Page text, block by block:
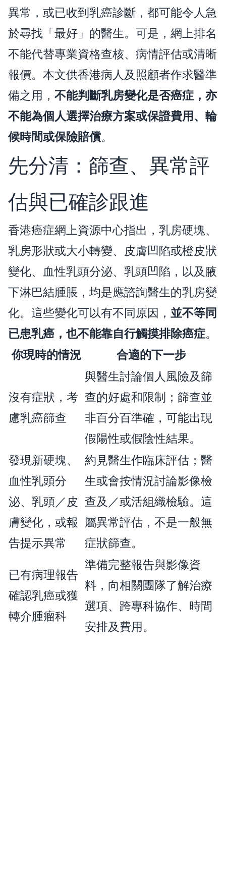
異常，或已收到乳癌診斷，都可能令人急
於尋找「最好」的醫生。可是，網上排名
不能代替專業資格查核、病情評估或清晰
報價。本文供香港病人及照顧者作求醫準
備之用， 不能判斷乳房變化是否癌症，亦
不能為個人選擇治療方案或保證費用、輪
候時間或保險賠償。
先分清：篩查、異常評
估與已確診跟進
香港癌症網上資源中心指出，乳房硬塊、
乳房形狀或大小轉變、皮膚凹陷或橙皮狀
變化、血性乳頭分泌、乳頭凹陷，以及腋
下淋巴結腫脹，均是應諮詢醫生的乳房變
化。這些變化可以有不同原因， 並不等同
已患乳癌，也不能靠自行觸摸排除癌症。
你現時的情況
合適的下一步
沒有症狀，考
慮乳癌篩查
與醫生討論個人風險及篩
查的好處和限制；篩查並
非百分百準確，可能出現
假陽性或假陰性結果。
發現新硬塊、
血性乳頭分
泌、乳頭／皮
膚變化，或報
告提示異常
約見醫生作臨床評估；醫
生或會按情況討論影像檢
查及／或活組織檢驗。這
屬異常評估，不是一般無
症狀篩查。
已有病理報告
確認乳癌或獲
轉介腫瘤科
準備完整報告與影像資
料，向相關團隊了解治療
選項、跨專科協作、時間
安排及費用。